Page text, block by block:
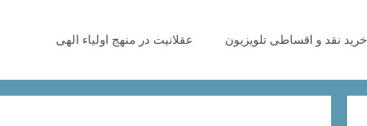
خرید نقد و اقساطی تلویزیون عقلانیت در منهج اولیاء الهی